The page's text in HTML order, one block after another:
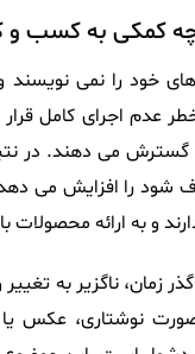
کمکی به کسب و
های خود را نمی
اجرای کامل قرار
گسترش می دهند. در
شود را افزایش می
و به ارائه محصولات
ناگزیر به
نوشتاری، عکس یا